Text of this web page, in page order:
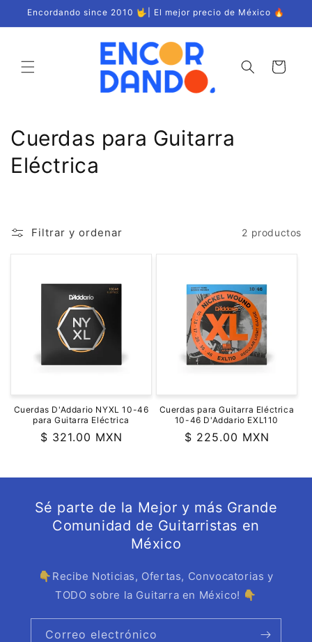
directamente
al contenido
Encordando since 2010 🤟| El mejor precio de México 🔥
Carrito
C
o
Cuerdas para Guitarra
Eléctrica
Filtrar y ordenar 2 productos
Cuerdas D'Addario NYXL 10-46
para Guitarra Eléctrica
Precio
$ 321.00 MXN
Cuerdas para Guitarra Eléctrica
10-46 D'Addario EXL110
Precio
$ 225.00 MXN
Sé parte de la Mejor y más Grande
Comunidad de Guitarristas en
México
👇Recibe Noticias, Ofertas, Convocatorias y
TODO sobre la Guitarra en México! 👇
Correo electrónico